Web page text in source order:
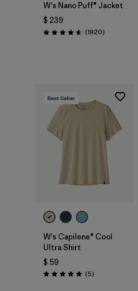
W's Nano Puff® Jacket
$ 239
Valoración: 4.6 / 5
(1920Comentarios
)
Best Seller
W's Capilene® Cool
Ultra Shirt
$ 59
Valoración: 5.0 / 5
(5Comentarios
)